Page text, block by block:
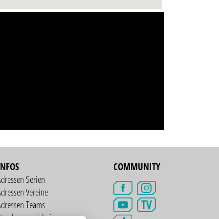
Serien
Vereine
Teams
COMMUNITY
TV